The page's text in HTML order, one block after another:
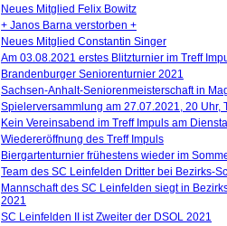
Neues Mitglied Felix Bowitz
+ Janos Barna verstorben +
Neues Mitglied Constantin Singer
Am 03.08.2021 erstes Blitzturnier im Treff
Brandenburger Seniorenturnier 2021
Sachsen-Anhalt-Seniorenmeisterschaft in
Spielerversammlung am 27.07.2021, 20 Uhr,
Kein Vereinsabend im Treff Impuls am
Wiedereröffnung des Treff Impuls
Biergartenturnier frühestens wieder im
Team des SC Leinfelden Dritter bei Bezirks-
Mannschaft des SC Leinfelden siegt in
2021
SC Leinfelden II ist Zweiter der DSOL 2021